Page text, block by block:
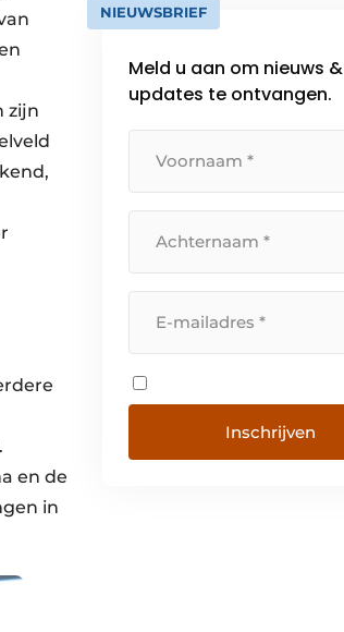
zijn
en de
in
NIEUWSBRIEF
Meld u aan om nieuws &
updates te ontvangen.